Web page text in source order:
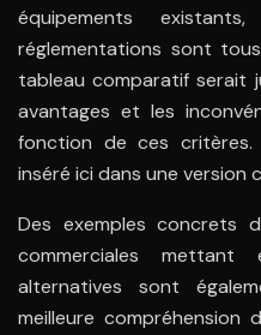
équipements
réglementations sont
tableau comparatif serait
avantages et les
fonction de ces
inséré ici dans une version
Des exemples concrets
commerciales
alternatives sont
meilleure compréhension